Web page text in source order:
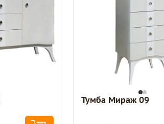
Тумба Мираж 09